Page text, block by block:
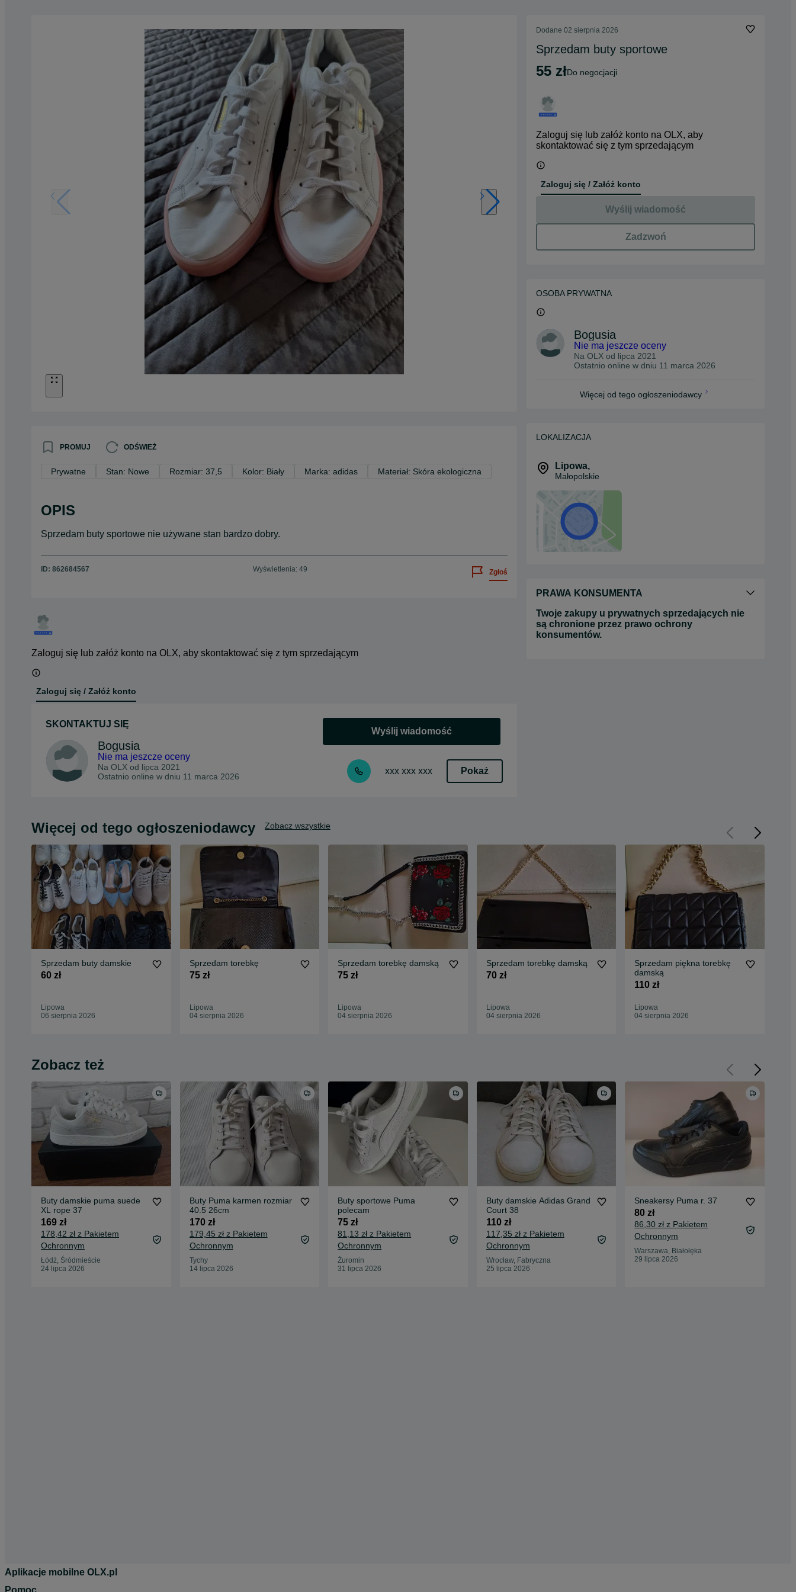
PROMUJ ODŚWIEŻ
Prywatne Stan: Nowe Rozmiar: 37,5 Kolor: Biały Marka: adidas Materiał: Skóra ekologiczna
OPIS
Sprzedam buty sportowe nie używane stan bardzo dobry.
ID: 862684567 Wyświetlenia: 49 Zgłoś
Zaloguj się lub załóż konto na OLX, aby skontaktować się z tym sprzedającym
Zaloguj się / Załóż konto
SKONTAKTUJ SIĘ
Bogusia
Nie ma jeszcze oceny
Na OLX od lipca 2021
Ostatnio online w dniu 11 marca 2026
Wyślij wiadomość
xxx xxx xxx Pokaż
Dodane 02 sierpnia 2026
Sprzedam buty sportowe
55 zł do negocjacji
Zaloguj się lub załóż konto na OLX, aby
skontaktować się z tym sprzedającym
Zaloguj się / Załóż konto
Wyślij wiadomość
Zadzwoń
OSOBA PRYWATNA
Bogusia
Nie ma jeszcze oceny
Na OLX od lipca 2021
Ostatnio online w dniu 11 marca 2026
Więcej od tego ogłoszeniodawcy
LOKALIZACJA
Lipowa,
Małopolskie
PRAWA KONSUMENTA
Twoje zakupy u prywatnych sprzedających nie
są chronione przez prawo ochrony
konsumentów.
Więcej od tego ogłoszeniodawcy Zobacz wszystkie
Sprzedam buty damskie
60 zł
Lipowa
06 sierpnia 2026
Sprzedam torebkę
75 zł
Lipowa
04 sierpnia 2026
Sprzedam torebkę damską
75 zł
Lipowa
04 sierpnia 2026
Sprzedam torebkę damską
70 zł
Lipowa
04 sierpnia 2026
Sprzedam piękna torebkę
damską
110 zł
Lipowa
04 sierpnia 2026
Zobacz też
Buty damskie puma suede
XL rope 37
169 zł
178,42 zł z Pakietem
Ochronnym
Łódź, Śródmieście
24 lipca 2026
Buty Puma karmen rozmiar
40.5 26cm
170 zł
179,45 zł z Pakietem
Ochronnym
Tychy
14 lipca 2026
Buty sportowe Puma
polecam
75 zł
81,13 zł z Pakietem
Ochronnym
Żuromin
31 lipca 2026
Buty damskie Adidas Grand
Court 38
110 zł
117,35 zł z Pakietem
Ochronnym
Wrocław, Fabryczna
25 lipca 2026
Sneakersy Puma r. 37
80 zł
86,30 zł z Pakietem
Ochronnym
Warszawa, Białołęka
29 lipca 2026
Aplikacje mobilne OLX.pl